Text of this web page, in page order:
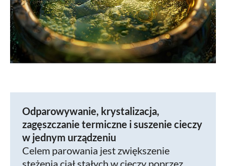
Odparowywanie, krystalizacja,
zagęszczanie termiczne i suszenie cieczy
w jednym urządzeniu
Celem parowania jest zwiększenie
stężenia ciał stałych w cieczy poprzez